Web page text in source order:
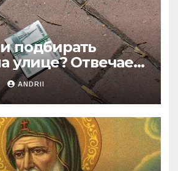
подбирать
улице? Отвечает
ANDRII